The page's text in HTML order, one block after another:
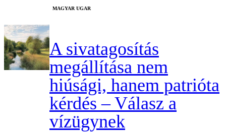
MAGYAR UGAR
A sivatagosítás
megállítása nem
hiúsági, hanem patrióta
kérdés – Válasz a
vízügynek